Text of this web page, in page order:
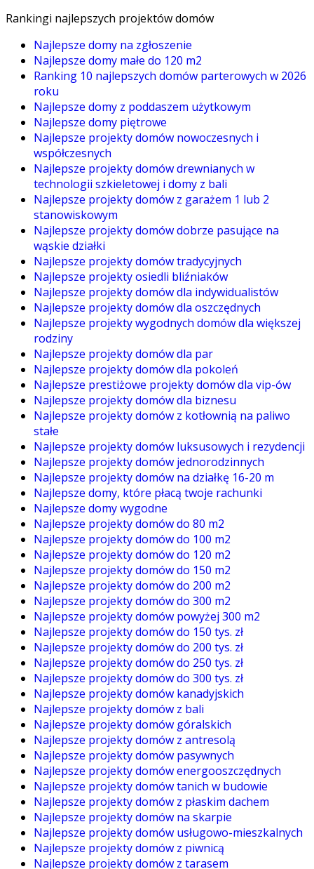
Rankingi najlepszych projektów domów
Najlepsze domy na zgłoszenie
Najlepsze domy małe do 120 m2
Ranking 10 najlepszych domów parterowych w 2026
roku
Najlepsze domy z poddaszem użytkowym
Najlepsze domy piętrowe
Najlepsze projekty domów nowoczesnych i
współczesnych
Najlepsze projekty domów drewnianych w
technologii szkieletowej i domy z bali
Najlepsze projekty domów z garażem 1 lub 2
stanowiskowym
Najlepsze projekty domów dobrze pasujące na
wąskie działki
Najlepsze projekty domów tradycyjnych
Najlepsze projekty osiedli bliźniaków
Najlepsze projekty domów dla indywidualistów
Najlepsze projekty domów dla oszczędnych
Najlepsze projekty wygodnych domów dla większej
rodziny
Najlepsze projekty domów dla par
Najlepsze projekty domów dla pokoleń
Najlepsze prestiżowe projekty domów dla vip-ów
Najlepsze projekty domów dla biznesu
Najlepsze projekty domów z kotłownią na paliwo
stałe
Najlepsze projekty domów luksusowych i rezydencji
Najlepsze projekty domów jednorodzinnych
Najlepsze projekty domów na działkę 16-20 m
Najlepsze domy, które płacą twoje rachunki
Najlepsze domy wygodne
Najlepsze projekty domów do 80 m2
Najlepsze projekty domów do 100 m2
Najlepsze projekty domów do 120 m2
Najlepsze projekty domów do 150 m2
Najlepsze projekty domów do 200 m2
Najlepsze projekty domów do 300 m2
Najlepsze projekty domów powyżej 300 m2
Najlepsze projekty domów do 150 tys. zł
Najlepsze projekty domów do 200 tys. zł
Najlepsze projekty domów do 250 tys. zł
Najlepsze projekty domów do 300 tys. zł
Najlepsze projekty domów kanadyjskich
Najlepsze projekty domów z bali
Najlepsze projekty domów góralskich
Najlepsze projekty domów z antresolą
Najlepsze projekty domów pasywnych
Najlepsze projekty domów energooszczędnych
Najlepsze projekty domów tanich w budowie
Najlepsze projekty domów z płaskim dachem
Najlepsze projekty domów na skarpie
Najlepsze projekty domów usługowo-mieszkalnych
Najlepsze projekty domów z piwnicą
Najlepsze projekty domów z tarasem